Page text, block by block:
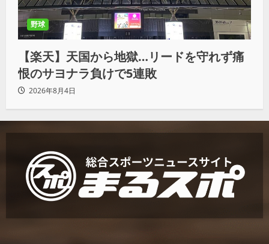
野球
【楽天】天国から地獄…リードを守れず痛
恨のサヨナラ負けで5連敗
2026年8月4日